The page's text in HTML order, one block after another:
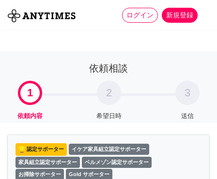
ログイン 新規登録
全て 家事 more_horiz
依頼相談
1
依頼内容
2
希望日時
3
送信
認定サポーター イケア家具組立認定サポーター
家具組立認定サポーター ベルメゾン認定サポーター
お掃除サポーター Gold サポーター